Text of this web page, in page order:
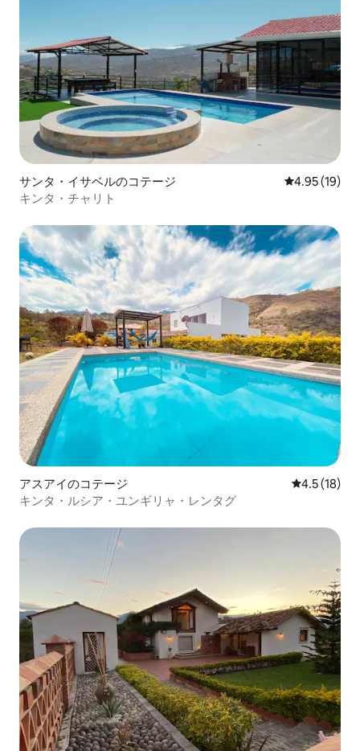
サンタ・イサベルのコテージ レビュー19
4.95 (19)
キンタ・チャリト
アスアイのコテージ レビュー18
4.5 (18)
キンタ・ルシア・ユンギリャ・レンタグ